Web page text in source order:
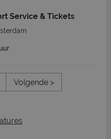
Service & Tickets
Volgende >